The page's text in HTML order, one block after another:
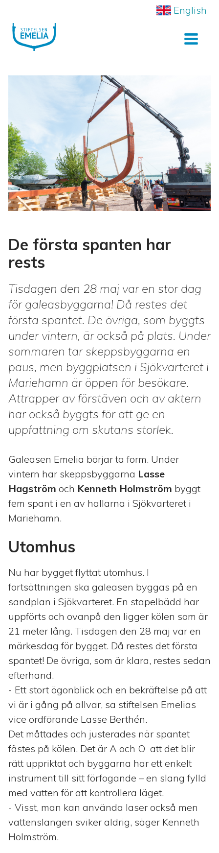
English
De första spanten har
rests
Tisdagen den 28 maj var en stor dag
för galeasbyggarna! Då restes det
första spantet. De övriga, som byggts
under vintern, är också på plats. Under
sommaren tar skeppsbyggarna en
paus, men byggplatsen i Sjökvarteret i
Mariehamn är öppen för besökare.
Attrapper av förstäven och av aktern
har också byggts för att ge en
uppfattning om skutans storlek.
Galeasen Emelia börjar ta form. Under
vintern har skeppsbyggarna Lasse
Hagström och Kenneth Holmström byggt
fem spant i en av hallarna i Sjökvarteret i
Mariehamn.
Utomhus
Nu har bygget flyttat utomhus. I
fortsättningen ska galeasen byggas på en
sandplan i Sjökvarteret. En stapelbädd har
uppförts och ovanpå den ligger kölen som är
21 meter lång. Tisdagen den 28 maj var en
märkesdag för bygget. Då restes det första
spantet! De övriga, som är klara, restes sedan
efterhand.
- Ett stort ögonblick och en bekräftelse på att
vi är i gång på allvar, sa stiftelsen Emelias
vice ordförande Lasse Berthén.
Det måttades och justerades när spantet
fästes på kölen. Det är A och O att det blir
rätt uppriktat och byggarna har ett enkelt
instrument till sitt förfogande – en slang fylld
med vatten för att kontrollera läget.
- Visst, man kan använda laser också men
vattenslangen sviker aldrig, säger Kenneth
Holmström.